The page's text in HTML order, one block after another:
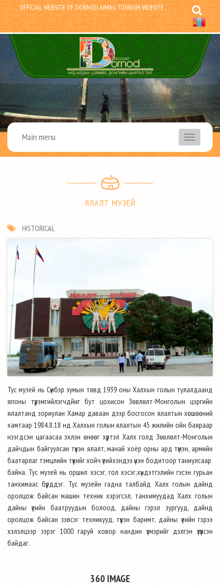
OFFICIAL WEBSITE OF DORNOD AIMAG TOURISM WEBSITE
Main menu menu
ЯЛАЛТ МУЗЕЙ
HISTORICAL
Тус музей нь Сүмбэр зумын төвд 1939 оны Халхын голын тулалдаанд
японы түрэмгийлэгчдйиг бут цохисон Зөвлөлт-Монголын цэргийн
ялалтанд зориулан Хамар даваан дээр босгосон ялалтын хөшөөний
хамтаар 1984.8.18 нд Халхын голын ялалтын 45 жилийн ойн баяраар
нээгдсэн цагаасаа эхлэн өнөөг хүртэл Халх голд Зөвлөлт-Монголын
дайчдын байгуулсан түүхэн ялалт, манай хоёр орны ард түмэн, армийн
баатарлаг тэмцлийн түүхийг хойч үеийхэндээ үнэн бодитоор таниулсаар
байна. Тус музей нь оршил хэсэг, гол хэсэг,хүндэтгэлийн гэсэн гурьан
танхимаас бүрддэг. Тус музейн гадна талбайд Халх голын дайнд
оролцож байсан машин техник хэрэгсэл, танхимуудад Халх голын
дайны үеийн баатруудын болоод, дайны гэрэл зургууд, дайнд
оролцож байсан зэвсэг техникууд, түүхэн баримт, дайны үеийн гэрээ
хэлэлцээр зэрэг 1000 гаруй ховор нандин үзмэрийг дэлгэн үзүүлсэн
байдаг.
360 IMAGE